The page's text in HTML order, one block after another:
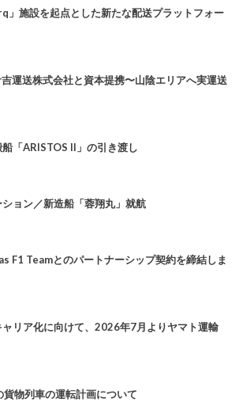
」施設を起点とした新たな配送プラットフォー
運送株式会社と資本提携〜山陰エリアへ実運送
「ARISTOS II」の引き渡し
ョン／新造船「蓉翔丸」就航
F1 Teamとのパートナーシップ契約を締結しま
ャリア化に向けて、2026年7月よりヤマト運輸
物列車の運転計画について